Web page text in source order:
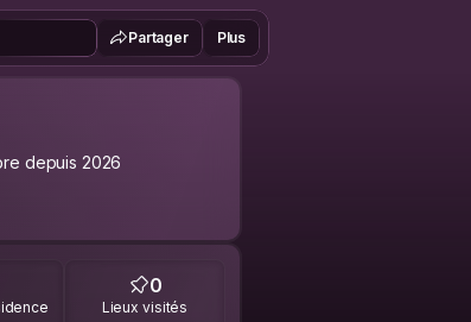
Partager Plus
depuis 2026
0
Lieux visités